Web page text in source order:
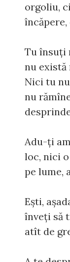
orgoliu,
încăpere,
Tu însuţi
nu există
Nici tu
nu
Adu-ţi
loc, nici
pe lume,
Ești,
înveţi să
atît de